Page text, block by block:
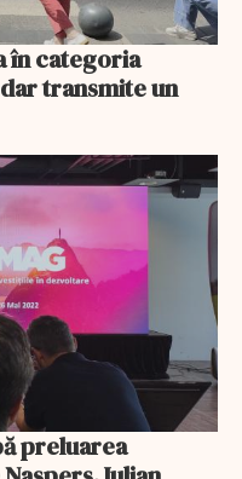
în categoria
transmite un
preluarea